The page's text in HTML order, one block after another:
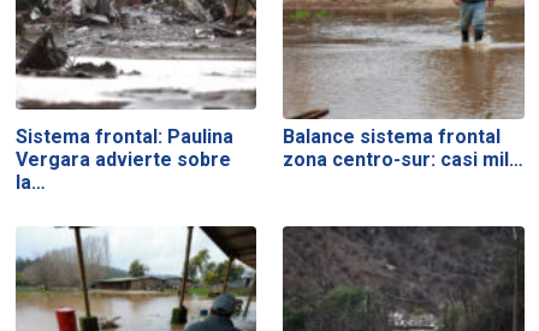
Sistema frontal: Paulina
Vergara advierte sobre
la…
Balance sistema frontal
zona centro-sur: casi mil…